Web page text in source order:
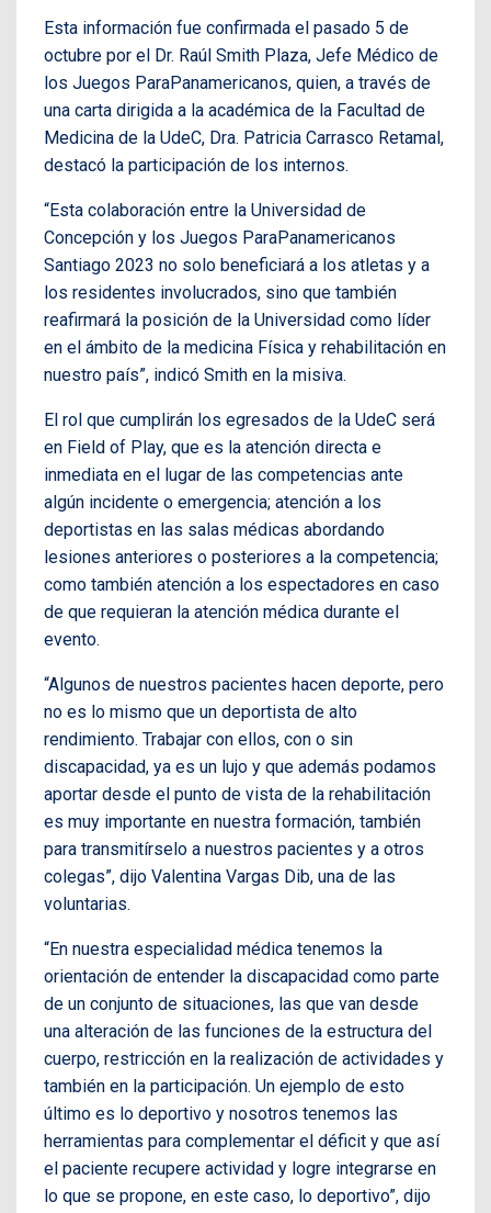
Esta información fue confirmada el pasado 5 de
octubre por el Dr. Raúl Smith Plaza, Jefe Médico de
los Juegos ParaPanamericanos, quien, a través de
una carta dirigida a la académica de la Facultad de
Medicina de la UdeC, Dra. Patricia Carrasco Retamal,
destacó la participación de los internos.
“Esta colaboración entre la Universidad de
Concepción y los Juegos ParaPanamericanos
Santiago 2023 no solo beneficiará a los atletas y a
los residentes involucrados, sino que también
reafirmará la posición de la Universidad como líder
en el ámbito de la medicina Física y rehabilitación en
nuestro país”, indicó Smith en la misiva.
El rol que cumplirán los egresados de la UdeC será
en Field of Play, que es la atención directa e
inmediata en el lugar de las competencias ante
algún incidente o emergencia; atención a los
deportistas en las salas médicas abordando
lesiones anteriores o posteriores a la competencia;
como también atención a los espectadores en caso
de que requieran la atención médica durante el
evento.
“Algunos de nuestros pacientes hacen deporte, pero
no es lo mismo que un deportista de alto
rendimiento. Trabajar con ellos, con o sin
discapacidad, ya es un lujo y que además podamos
aportar desde el punto de vista de la rehabilitación
es muy importante en nuestra formación, también
para transmitírselo a nuestros pacientes y a otros
colegas”, dijo Valentina Vargas Dib, una de las
voluntarias.
“En nuestra especialidad médica tenemos la
orientación de entender la discapacidad como parte
de un conjunto de situaciones, las que van desde
una alteración de las funciones de la estructura del
cuerpo, restricción en la realización de actividades y
también en la participación. Un ejemplo de esto
último es lo deportivo y nosotros tenemos las
herramientas para complementar el déficit y que así
el paciente recupere actividad y logre integrarse en
lo que se propone, en este caso, lo deportivo”, dijo